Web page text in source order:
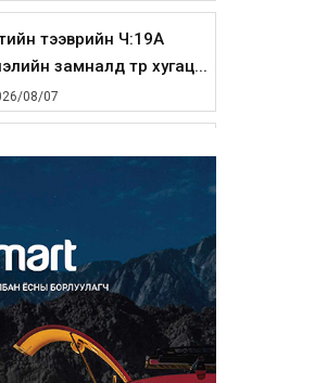
тээврийн Ч:19А
замналд түр хугац...
08/07
08/07
өдөртөө 30 хэм
08/07
чанартай хатуу